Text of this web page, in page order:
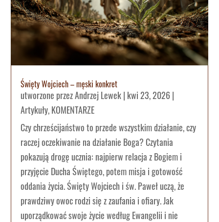
Święty Wojciech – męski konkret
utworzone przezAndrzej Lewek| kwi 23, 2026|
Artykuły,KOMENTARZE
Czy chrześcijaństwo to przede wszystkim działanie, czy
raczej oczekiwanie na działanie Boga? Czytania
pokazują drogę ucznia: najpierw relacja z Bogiem i
przyjęcie Ducha Świętego, potem misja i gotowość
oddania życia. Święty Wojciech i św. Paweł uczą, że
prawdziwy owoc rodzi się z zaufania i ofiary. Jak
uporządkować swoje życie według Ewangelii i nie